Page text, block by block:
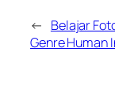
← Belajar
Genre Human